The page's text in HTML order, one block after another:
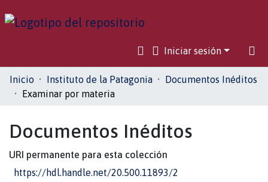
Iniciar sesión
Comunidades
Toda la biblioteca
Inicio Instituto de la Patagonia
Documentos Inéditos
Examinar por materia
Documentos Inéditos
URI permanente para esta colección
https://hdl.handle.net/20.500.11893/2